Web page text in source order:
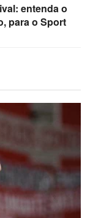
entenda o
para o Sport